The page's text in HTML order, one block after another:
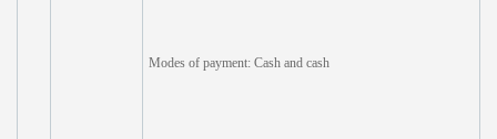
Modes of payment: Cash and cash